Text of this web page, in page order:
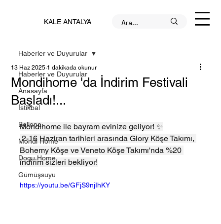
KALE ANTALYA
Haberler ve Duyurular
Anasayfa
İstikbal
Bellona
Mondi Home
Doqu Home
Gümüşsuyu
Haberler ve Duyurular
Mondihome 'da İndirim Festivali
Başladı!...
13 Haz 2025 1 dakikada okunur
Mondihome ile bayram evinize geliyor! ✨
2-16 Haziran tarihleri arasında Glory Köşe Takımı,
Bohemy Köşe ve Veneto Köşe Takımı'nda %20
indirim sizleri bekliyor!
https://youtu.be/GFjS9njIhKY